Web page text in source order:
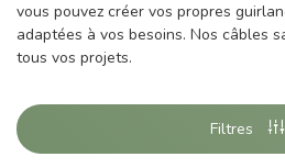
vous pouvez créer vos propres
adaptées à vos besoins. Nos câbles
tous vos projets.
Filtres